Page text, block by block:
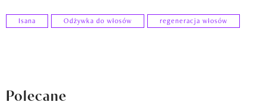
Isana Odżywka do włosów regeneracja włosów
Polecane